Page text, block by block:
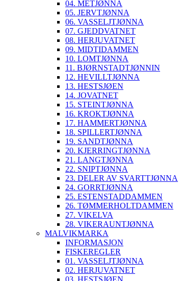
04. METJØNNA
05. JERVTJØNNA
06. VASSELJTJØNNA
07. GJEDDVATNET
08. HERJUVATNET
09. MIDTIDAMMEN
10. LOMTJØNNA
11. BJØRNSTADTJØNNIN
12. HEVILLTJØNNA
13. HESTSJØEN
14. JOVATNET
15. STEINTJØNNA
16. KROKTJØNNA
17. HAMMERTJØNNA
18. SPILLERTJØNNA
19. SANDTJØNNA
20. KJERRINGTJØNNA
21. LANGTJØNNA
22. SNIPTJØNNA
23. DELER AV SVARTTJØNNA
24. GORRTJØNNA
25. ESTENSTADDAMMEN
26. TØMMERHOLTDAMMEN
27. VIKELVA
28. VIKERAUNTJØNNA
MALVIKMARKA
INFORMASJON
FISKEREGLER
01. VASSELJTJØNNA
02. HERJUVATNET
03. HESTSJØEN